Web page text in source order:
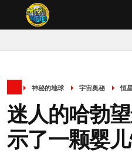
神秘的地球 宇宙奥秘 恒星
迷人的哈勃
示了一颗婴